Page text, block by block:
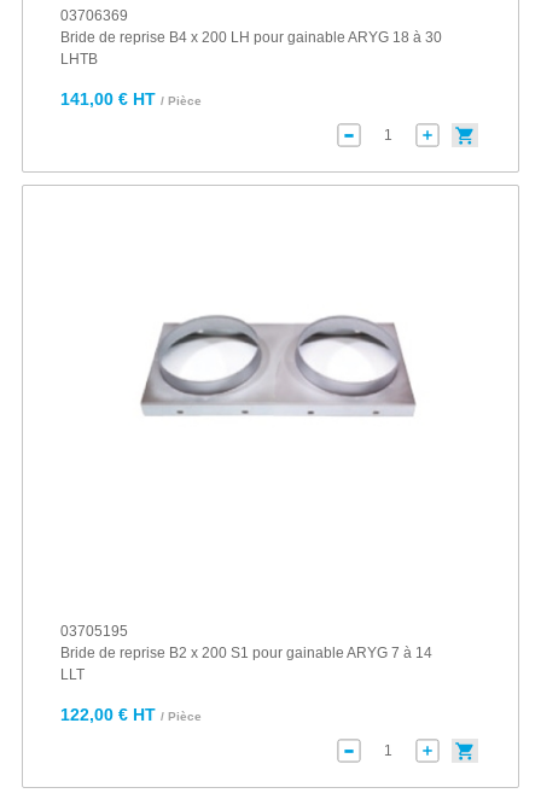
03706369
Bride de reprise B4 x 200 LH pour gainable ARYG 18 à 30
LHTB
141,00 € HT / Pièce
03705195
Bride de reprise B2 x 200 S1 pour gainable ARYG 7 à 14
LLT
122,00 € HT / Pièce